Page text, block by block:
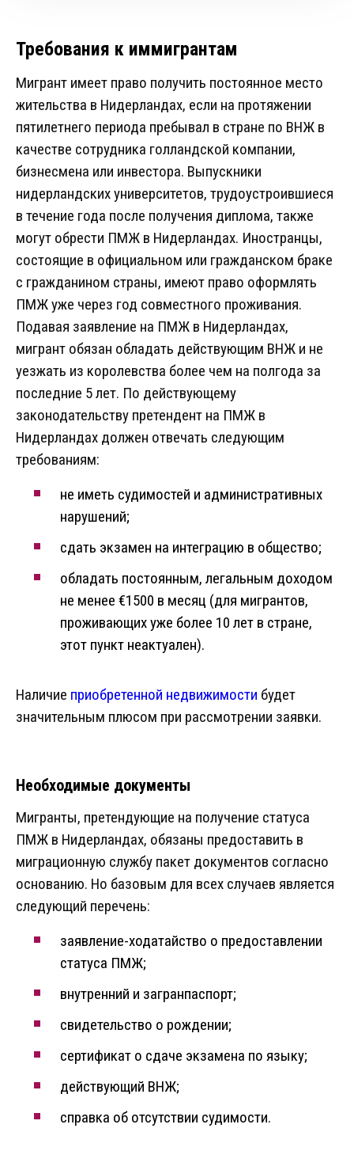
Требования к иммигрантам
Мигрант имеет право получить постоянное место
жительства в Нидерландах, если на протяжении
пятилетнего периода пребывал в стране по ВНЖ в
качестве сотрудника голландской компании,
бизнесмена или инвестора. Выпускники
нидерландских университетов, трудоустроившиеся
в течение года после получения диплома, также
могут обрести ПМЖ в Нидерландах. Иностранцы,
состоящие в официальном или гражданском браке
с гражданином страны, имеют право оформлять
ПМЖ уже через год совместного проживания.
Подавая заявление на ПМЖ в Нидерландах,
мигрант обязан обладать действующим ВНЖ и не
уезжать из королевства более чем на полгода за
последние 5 лет. По действующему
законодательству претендент на ПМЖ в
Нидерландах должен отвечать следующим
требованиям:
не иметь судимостей и административных
нарушений;
сдать экзамен на интеграцию в общество;
обладать постоянным, легальным доходом
не менее €1500 в месяц (для мигрантов,
проживающих уже более 10 лет в стране,
этот пункт неактуален).
Наличие приобретенной недвижимости будет
значительным плюсом при рассмотрении заявки.
Необходимые документы
Мигранты, претендующие на получение статуса
ПМЖ в Нидерландах, обязаны предоставить в
миграционную службу пакет документов согласно
основанию. Но базовым для всех случаев является
следующий перечень:
заявление-ходатайство о предоставлении
статуса ПМЖ;
внутренний и загранпаспорт;
свидетельство о рождении;
сертификат о сдаче экзамена по языку;
действующий ВНЖ;
справка об отсутствии судимости.